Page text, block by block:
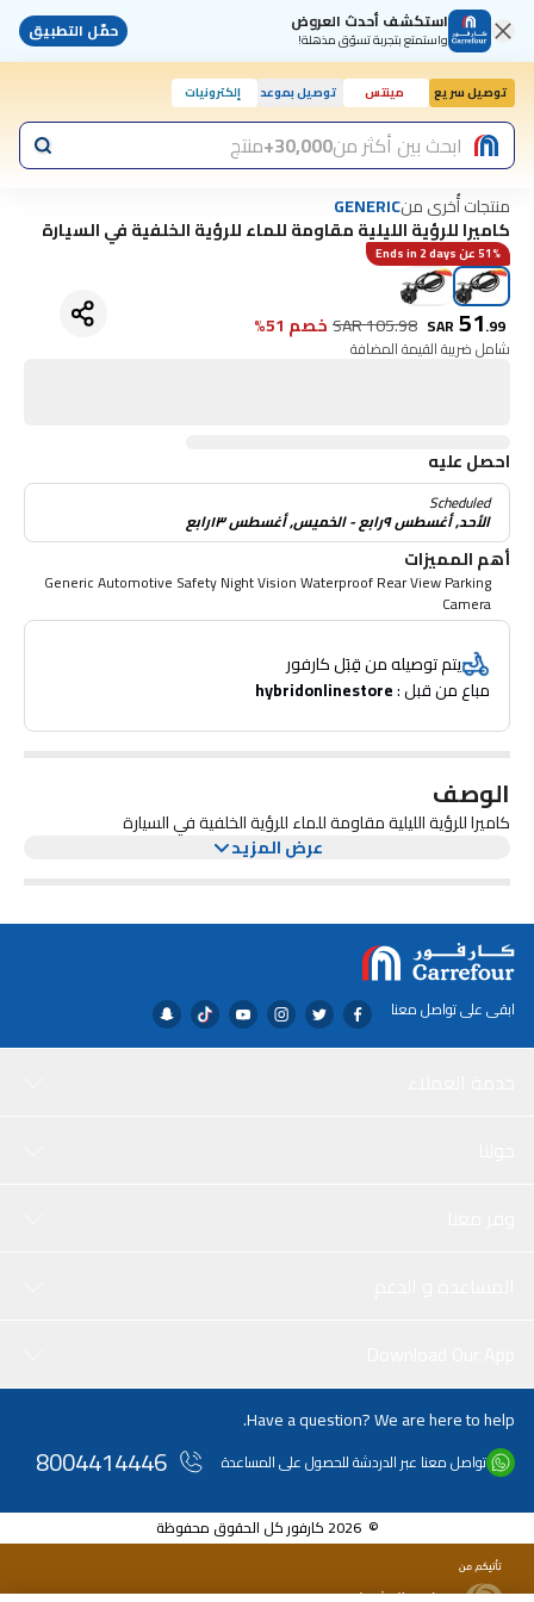
استكشف أحدث العروض
واستمتع بتجربة تسوّق مذهلة! حمّل التطبيق
توصيل سريع مينتس توصيل بموعد إلكترونيات
ابحث بين أكثر من30,000+ منتج
منتجات أُخرى منGENERIC
كاميرا للرؤية الليلية مقاومة للماء للرؤية الخلفية في السيارة
51% عن Ends in 2 days
SAR 51.99
SAR105.98 خصم 51%
شامل ضريبة القيمة المضافة
احصل عليه
Scheduled
الأحد, أغسطس ٩رابع - الخميس, أغسطس ١٣رابع
أهم المميزات
Generic Automotive Safety Night Vision Waterproof Rear View Parking
Camera
يتم توصيله من قِبَل كارفور
مباع من قبل : hybridonlinestore
الوصف
كاميرا للرؤية الليلية مقاومة للماء للرؤية الخلفية في السيارة
عرض المزيد
ابقى على تواصل معنا
Have a question? We are here to help.
تواصل معنا عبر الدردشة للحصول على المساعدة 8004414446
© 2026 كارفور كل الحقوق محفوظة